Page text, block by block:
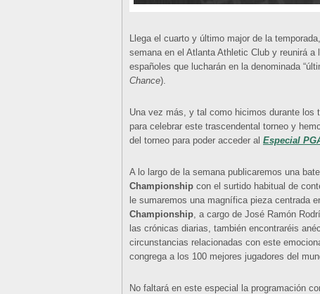
Llega el cuarto y último major de la
semana en el Atlanta Athletic Club y reunirá
españoles que lucharán en la denominada
Chance).
Una vez más, y tal como hicimos durante los
para celebrar este trascendental torneo y
del torneo para poder acceder al Especial
A lo largo de la semana publicaremos una
Championship con el surtido habitual de
le sumaremos una magnífica pieza centrada
Championship, a cargo de José Ramón
las crónicas diarias, también encontraréis
circunstancias relacionadas con este
congrega a los 100 mejores jugadores del
No faltará en este especial la programación